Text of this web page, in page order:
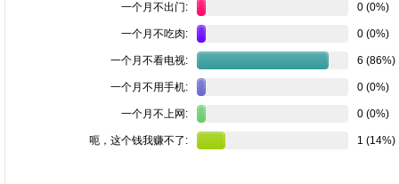
一个月不出门: 0 (0%)
一个月不吃肉: 0 (0%)
一个月不看电视: 6 (86%)
一个月不用手机: 0 (0%)
一个月不上网: 0 (0%)
呃，这个钱我赚不了: 1 (14%)